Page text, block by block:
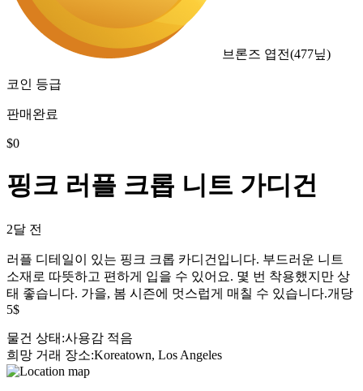
브론즈 엽전(477닢)
코인 등급
판매완료
$0
핑크 러플 크롭 니트 가디건
2달 전
러플 디테일이 있는 핑크 크롭 카디건입니다. 부드러운 니트
소재로 따뜻하고 편하게 입을 수 있어요. 몇 번 착용했지만 상
태 좋습니다. 가을, 봄 시즌에 멋스럽게 매칠 수 있습니다.개당
5$
물건 상태 :사용감 적음
희망 거래 장소:Koreatown, Los Angeles